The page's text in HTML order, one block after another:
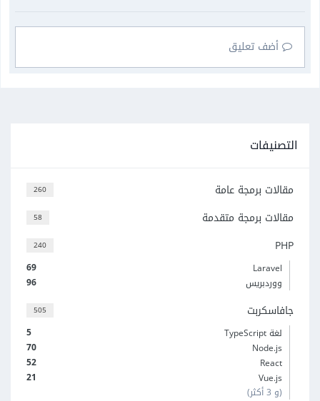
أضف تعليق
التصنيفات
260 مقالات برمجة عامة
58 مقالات برمجة متقدمة
240 PHP
69
Laravel
96
ووردبريس
505 جافاسكربت
5
لغة TypeScript
70
Node.js
52
React
21
Vue.js
(و 3 أكثر)